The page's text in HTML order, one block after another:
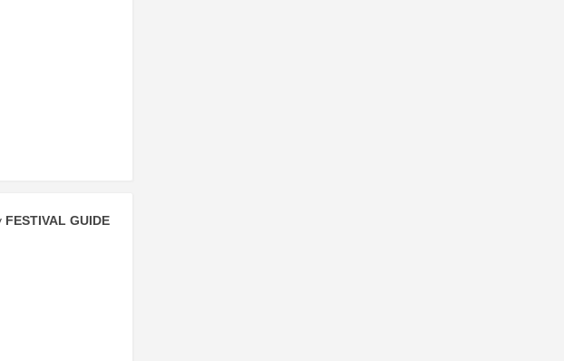
FESTIVAL GUIDE